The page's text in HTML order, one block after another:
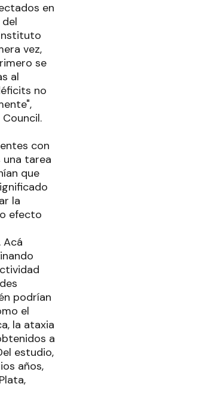
en
vez,
se
al
no
con
una tarea
que
la
efecto
podrían
el
la ataxia
a
estudio,
años,